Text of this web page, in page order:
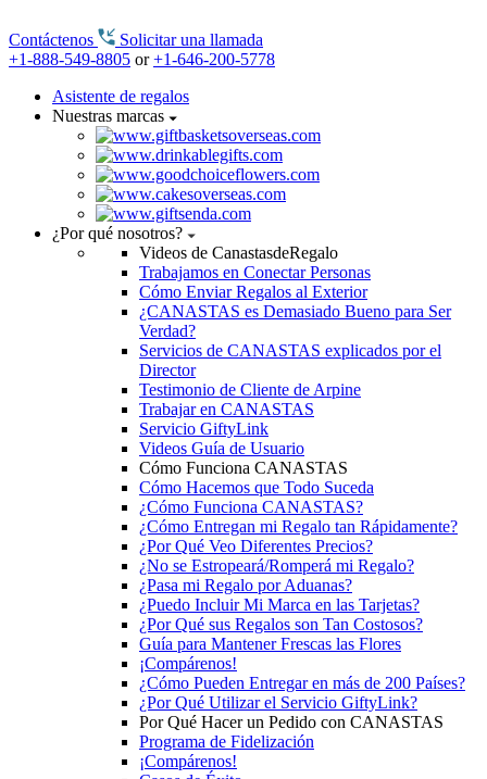
Contáctenos
Solicitar una llamada
+1-888-549-8805 or+1-646-200-5778
Asistente de regalos
Nuestras marcas
¿Por qué nosotros?
Videos de CanastasdeRegalo
Trabajamos en Conectar Personas
Cómo Enviar Regalos al Exterior
¿CANASTAS es Demasiado Bueno para Ser
Verdad?
Servicios de CANASTAS explicados por el
Director
Testimonio de Cliente de Arpine
Trabajar en CANASTAS
Servicio GiftyLink
Videos Guía de Usuario
Cómo Funciona CANASTAS
Cómo Hacemos que Todo Suceda
¿Cómo Funciona CANASTAS?
¿Cómo Entregan mi Regalo tan Rápidamente?
¿Por Qué Veo Diferentes Precios?
¿No se Estropeará/Romperá mi Regalo?
¿Pasa mi Regalo por Aduanas?
¿Puedo Incluir Mi Marca en las Tarjetas?
¿Por Qué sus Regalos son Tan Costosos?
Guía para Mantener Frescas las Flores
¡Compárenos!
¿Cómo Pueden Entregar en más de 200 Países?
¿Por Qué Utilizar el Servicio GiftyLink?
Por Qué Hacer un Pedido con CANASTAS
Programa de Fidelización
¡Compárenos!